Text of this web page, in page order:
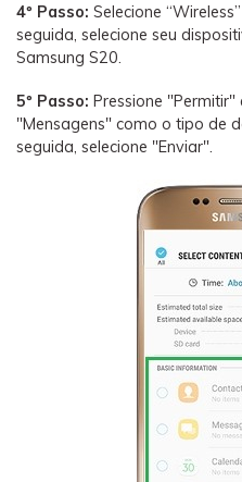
4º Passo: Selecione
seguida, selecione seu
Samsung S20.
5º Passo: Pressione "Permitir"
"Mensagens" como o tipo de
seguida, selecione "Enviar".